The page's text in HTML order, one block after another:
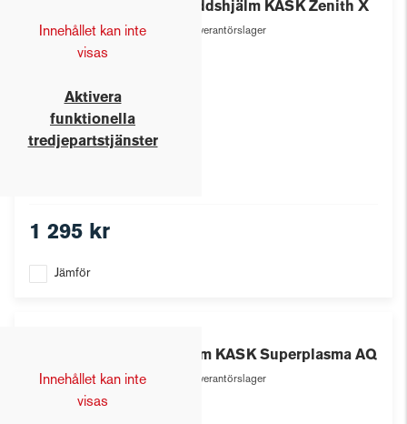
Innehållet kan inte
visas
Aktivera
funktionella
tredjepartstjänster
Skyddshjälm KASK Zenith X
Leverantörslager
1 295 kr
Jämför
Innehållet kan inte
visas
Hjälm KASK Superplasma AQ
Leverantörslager